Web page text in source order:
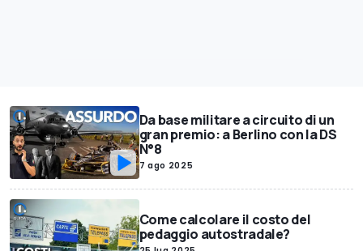
Da base militare a circuito di un
gran premio: a Berlino con la DS
N°8
7 ago 2025
Come calcolare il costo del
pedaggio autostradale?